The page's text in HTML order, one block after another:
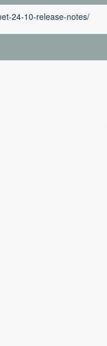
24-10-release-notes/